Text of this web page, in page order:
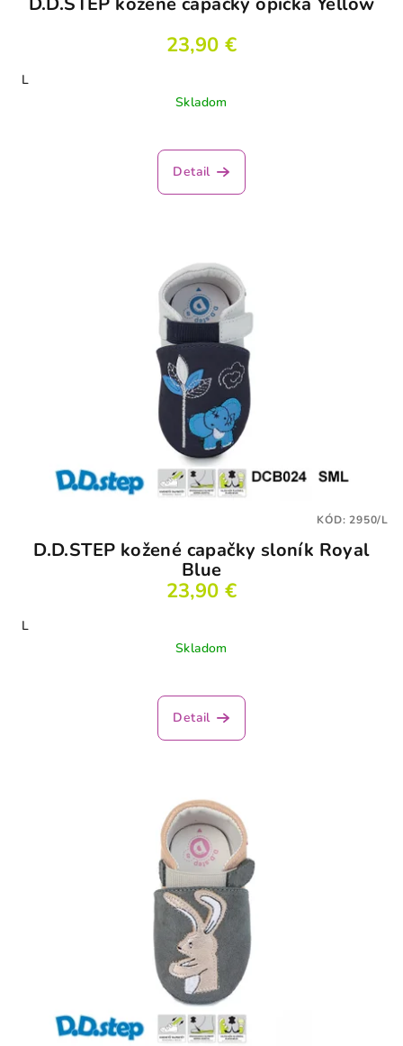
23,90 €
L
Skladom
Detail
D.D.STEP kožené capačky sloník Royal
Blue
23,90 €
L
Skladom
Detail
KÓD:2950/L